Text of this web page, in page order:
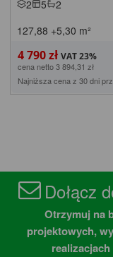
2 5
2
127,88 +5,30 m²
4 790 zł
cena netto 3 894,31 zł
Najniższa cena z 30 dni
Dołącz
Otrzymuj na
projektowych,